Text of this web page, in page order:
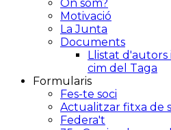
On som?
Motivació
La Junta
Documents
Llistat d'autors
cim del Taga
Formularis
Fes-te soci
Actualitzar fitxa de
Federa't